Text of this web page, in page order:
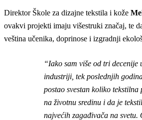
Direktor Škole za dizajne tekstila i kože
ovakvi projekti imaju višestruki značaj, te
veština učenika, doprinose i izgradnji
“Iako sam više od tri decenije
industriji, tek poslednjih
postao svestan koliko tekstilna
na životnu sredinu i da je
najvećih zagađivača na svetu.